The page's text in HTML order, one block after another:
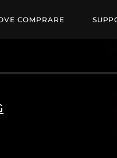
COMPRARE